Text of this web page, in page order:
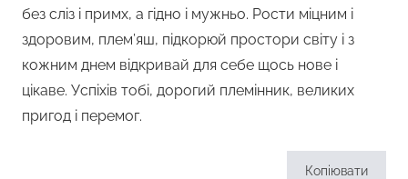
без сліз і примх, а гідно і мужньо. Рости міцним і
здоровим, плем’яш, підкорюй простори світу і з
кожним днем відкривай для себе щось нове і
цікаве. Успіхів тобі, дорогий племінник, великих
пригод і перемог.
Копіювати